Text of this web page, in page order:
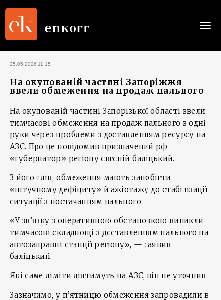
25.05.2026 11:15
На окупованій частині Запоріжжя
ввели обмеження на продаж пального
На окупованій частині Запорізької області ввели
тимчасові обмеження на продаж пального в одні
руки через проблеми з доставленням ресурсу на
АЗС. Про це повідомив призначений рф
«губернатор» регіону євгєній баліцький.
З його слів, обмеження мають запобігти
«штучному дефіциту» й ажіотажу до стабілізації
ситуації з постачанням пального.
«У зв’язку з оперативною обстановкою виникли
тимчасові складнощі з доставленням пального на
автозаправні станції регіону», — заявив
баліцький.
Які саме ліміти діятимуть на АЗС, він не уточнив.
Зазначимо, у п’ятницю обмеження запровадили в